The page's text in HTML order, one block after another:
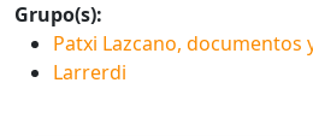
Grupo(s):
Patxi Lazcano, documentos
Larrerdi